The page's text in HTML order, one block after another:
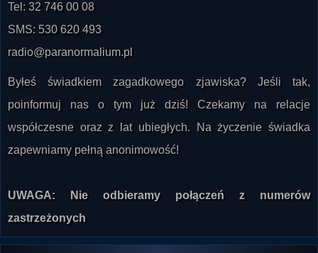
Tel: 32 746 00 08
SMS: 530 620 493
radio@paranormalium.pl
Byłeś świadkiem zagadkowego zjawiska? Jeśli tak,
poinformuj nas o tym już dziś! Czekamy na relacje
współczesne oraz z lat ubiegłych. Na życzenie świadka
zapewniamy pełną anonimowość!
UWAGA: Nie odbieramy połączeń z numerów
zastrzeżonych